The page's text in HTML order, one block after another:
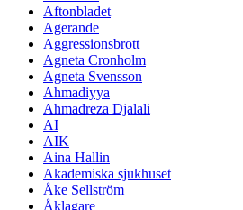
Aftonbladet
Agerande
Aggressionsbrott
Agneta Cronholm
Agneta Svensson
Ahmadiyya
Ahmadreza Djalali
AI
AIK
Aina Hallin
Akademiska sjukhuset
Åke Sellström
Åklagare